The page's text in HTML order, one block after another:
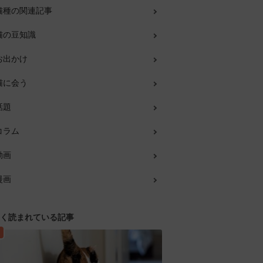
種の関連記事
の豆知識
出かけ
に会う
題
ラム
画
画
読まれている記事